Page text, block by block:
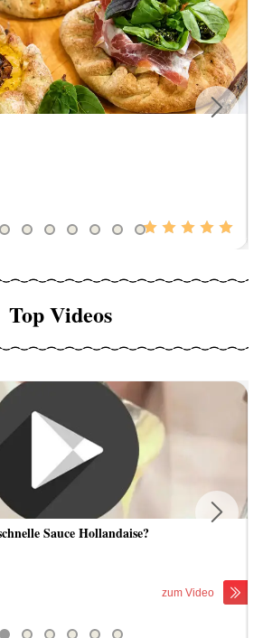
Top Videos
Sauce Hollandaise?
zum Video